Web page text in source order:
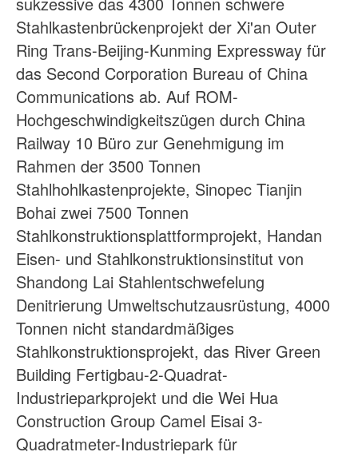
Stahlkastenbrückenprojekt der Xi'an Outer
Ring Trans-Beijing-Kunming Expressway für
das Second Corporation Bureau of China
Communications ab. Auf ROM-
Hochgeschwindigkeitszügen durch China
Railway 10 Büro zur Genehmigung im
Rahmen der 3500 Tonnen
Stahlhohlkastenprojekte, Sinopec Tianjin
Bohai zwei 7500 Tonnen
Stahlkonstruktionsplattformprojekt, Handan
Eisen- und Stahlkonstruktionsinstitut von
Shandong Lai Stahlentschwefelung
Denitrierung Umweltschutzausrüstung, 4000
Tonnen nicht standardmäßiges
Stahlkonstruktionsprojekt, das River Green
Building Fertigbau-2-Quadrat-
Industrieparkprojekt und die Wei Hua
Construction Group Camel Eisai 3-
Quadratmeter-Industriepark für